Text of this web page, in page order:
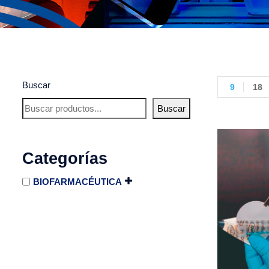
Buscar
Buscar
Categorías
BIOFARMACÉUTICA
9 18